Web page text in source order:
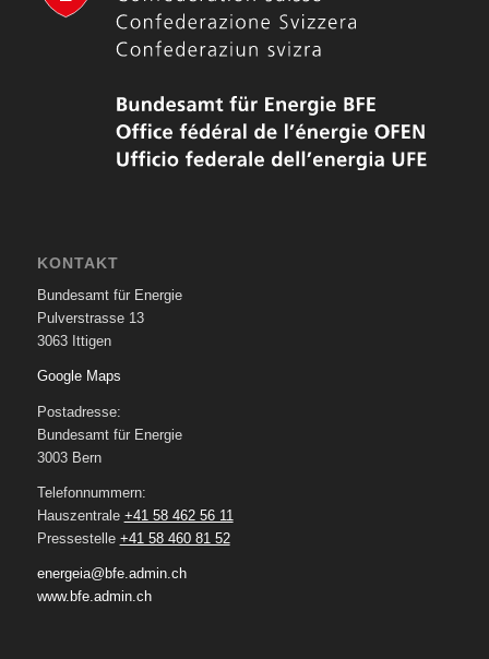
KONTAKT
Bundesamt für Energie
Pulverstrasse 13
3063 Ittigen
Google Maps
Postadresse:
Bundesamt für Energie
3003 Bern
Telefonnummern:
Hauszentrale +41 58 462 56 11
Pressestelle +41 58 460 81 52
energeia@bfe.admin.ch
www.bfe.admin.ch